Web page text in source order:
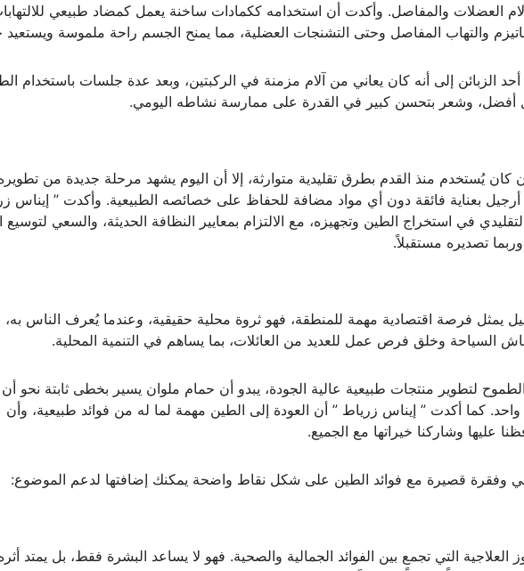
العضلات والمفاصل. وأكدت أن استخدامه ككمادات ساخنة يعمل كمضاد طبيعي
والتهاب المفاصل وحتى التشنجات العضلية، مما يمنح الجسم راحة ملموسة ويستعيد
الزبائن إلى أنه كان يعاني من آلام مزمنة في الركبتين، وبعد عدة جلسات باستخدام
أفضل، وشعر بتحسن كبير في القدرة على ممارسة نشاطه اليومي.
يُستخدم منذ القدم بطرق تقليدية متوارثة، إلا أن اليوم يشهد مرحلة جديدة من
أرجيل بعناية فائقة دون أي مواد مضافة للحفاظ على خصائصه الطبيعية. وأكدت ” إيناس
في استخراج الطين وتجهيزه، مع الالتزام بمعايير النظافة الحديثة، والسعي لتوسيع
تصديره مستقبلاً.
يمثل فرصة اقتصادية مهمة للمنطقة، فهو ثروة محلية حقيقية، وعندما يُعرف الناس به،
السياحة وخلق فرص عمل للعديد من العائلات، بما يساهم في التنمية المحلية.
لتطوير منتجات طبيعية عالية الجودة، يبدو أن حمام ملوان يسير بخطى ثابتة نحو
كما أكدت ” إيناس زرياط ” أن العودة إلى الطين مهمة لما له من فوائد طبيعية، وأن
عليها وشاركنا خيراتها مع الجميع.
وفقرة قصيرة مع فوائد الطين على شكل نقاط واضحة يمكنك إضافتها لدعم الموضوع:
العلاجية التي تجمع بين الفوائد الجمالية والصحية. فهو لا يساعد البشرة فقط، بل يمتد